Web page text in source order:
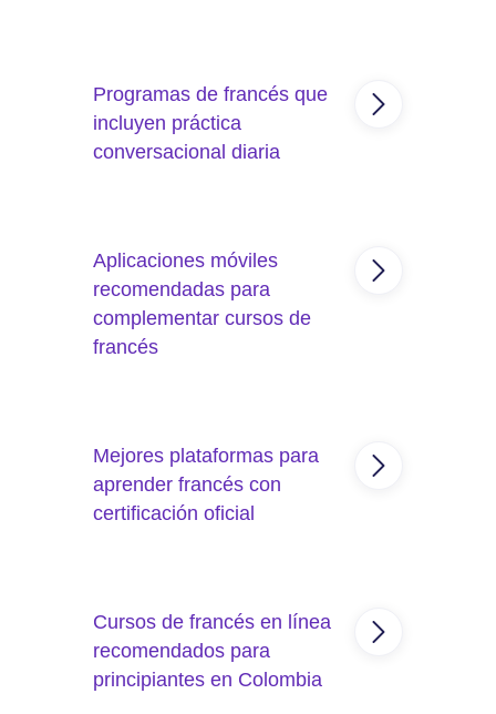
estudiantes de la ciudad
suelen tomar elcurso de
francés Master Live, que
Programas de francés que
incluyen práctica
conversacional diaria
conversacional constante en
clases en vivo y en la
plataforma de ejercicios.
Aplicaciones móviles
recomendadas para
complementar cursos de
francés
de estudio 24/7 y
recomendaciones
personalizadas según tu
Mejores plataformas para
aprender francés con
certificación oficial
nivel con certificación MCER,
y acompañamiento docente
constante.
Cursos de francés en línea
recomendados para
principiantes en Colombia